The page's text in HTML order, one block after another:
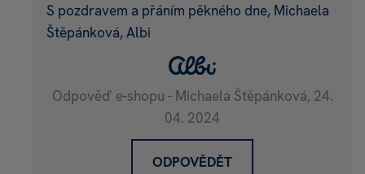
S pozdravem a přáním pěkného dne, Michaela
Štěpánková, Albi
Odpověď e-shopu - Michaela Štěpánková, 24.
04. 2024
ODPOVĚDĚT